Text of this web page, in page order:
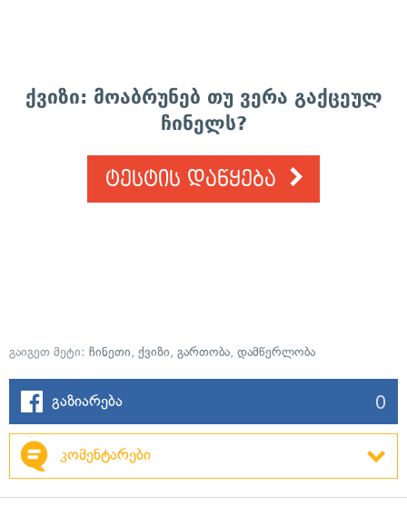
ქვიზი: მოაბრუნებ თუ ვერა გაქცეულ
ჩინელს?
ტესტის დაწყება
გაიგეთ მეტი: ჩინეთი, ქვიზი, გართობა, დამწერლობა
გაზიარება 0
კომენტარები